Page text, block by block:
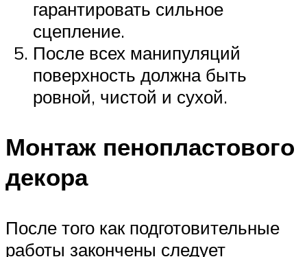
гарантировать сильное
сцепление.
После всех манипуляций
поверхность должна быть
ровной, чистой и сухой.
Монтаж пенопластового
декора
После того как подготовительные
работы закончены следует